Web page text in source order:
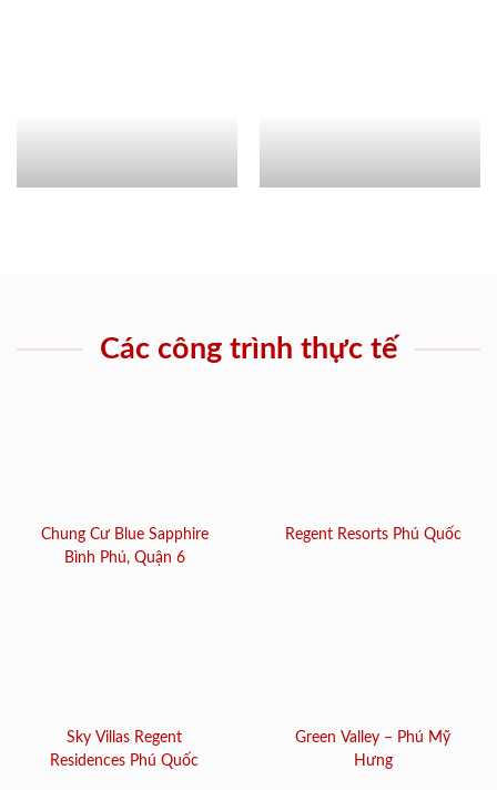
Các công trình thực tế
Chung Cư Blue Sapphire
Bình Phú, Quận 6
Regent Resorts Phú Quốc
Sky Villas Regent
Residences Phú Quốc
Green Valley – Phú Mỹ
Hưng